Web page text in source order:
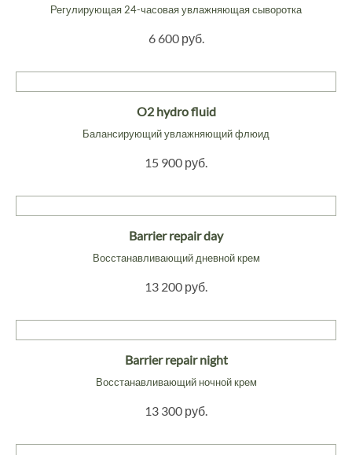
Регулирующая 24-часовая увлажняющая сыворотка
6 600 руб.
O2 hydro fluid
Балансирующий увлажняющий флюид
15 900 руб.
Barrier repair day
Восстанавливающий дневной крем
13 200 руб.
Barrier repair night
Восстанавливающий ночной крем
13 300 руб.